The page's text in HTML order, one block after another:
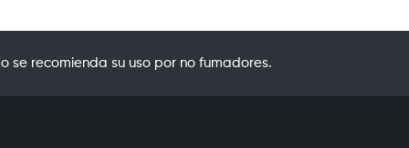
recomienda su uso por no fumadores.